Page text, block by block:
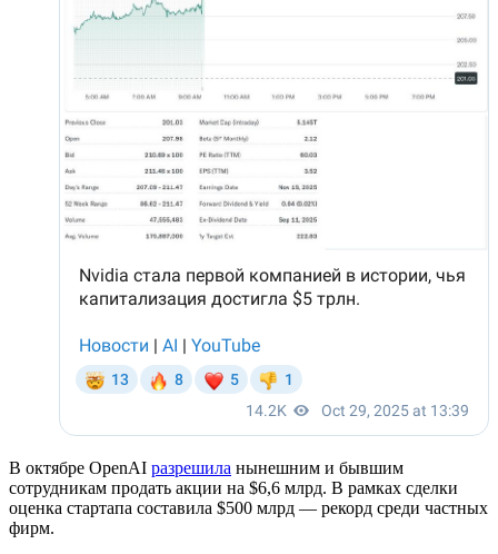
В октябре OpenAI разрешила нынешним и бывшим
сотрудникам продать акции на $6,6 млрд. В рамках сделки
оценка стартапа составила $500 млрд — рекорд среди частных
фирм.